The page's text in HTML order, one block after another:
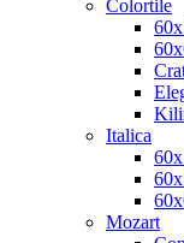
Colortile
Italica
Mozart